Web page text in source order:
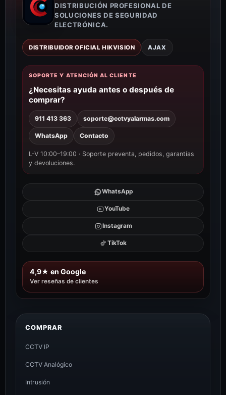
DISTRIBUCIÓN PROFESIONAL DE
SOLUCIONES DE SEGURIDAD
ELECTRÓNICA.
DISTRIBUIDOR OFICIAL HIKVISION AJAX
SOPORTE Y ATENCIÓN AL CLIENTE
¿Necesitas ayuda antes o después de
comprar?
911 413 363 soporte@cctvyalarmas.com
WhatsApp Contacto
L-V 10:00–19:00 · Soporte preventa, pedidos, garantías
y devoluciones.
WhatsApp
YouTube
Instagram
TikTok
4,9★ en Google
Ver reseñas de clientes
COMPRAR
CCTV IP
CCTV Analógico
Intrusión